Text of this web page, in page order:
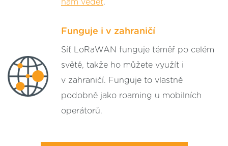
nám vědět.
Funguje i v zahraničí
Síť LoRaWAN funguje téměř po celém
světě, takže ho můžete využít i
v zahraničí. Funguje to vlastně
podobně jako roaming u mobilních
operátorů.